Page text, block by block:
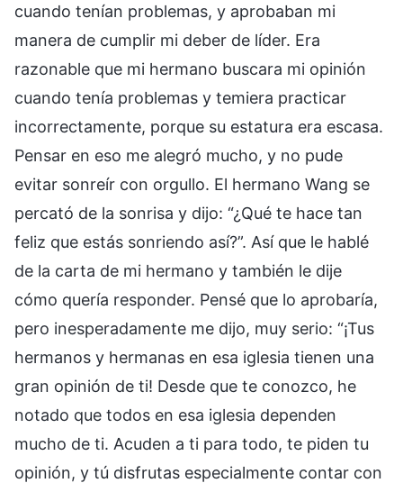
cuando tenían problemas, y aprobaban mi
manera de cumplir mi deber de líder. Era
razonable que mi hermano buscara mi opinión
cuando tenía problemas y temiera practicar
incorrectamente, porque su estatura era escasa.
Pensar en eso me alegró mucho, y no pude
evitar sonreír con orgullo. El hermano Wang se
percató de la sonrisa y dijo: “¿Qué te hace tan
feliz que estás sonriendo así?”. Así que le hablé
de la carta de mi hermano y también le dije
cómo quería responder. Pensé que lo aprobaría,
pero inesperadamente me dijo, muy serio: “¡Tus
hermanos y hermanas en esa iglesia tienen una
gran opinión de ti! Desde que te conozco, he
notado que todos en esa iglesia dependen
mucho de ti. Acuden a ti para todo, te piden tu
opinión, y tú disfrutas especialmente contar con